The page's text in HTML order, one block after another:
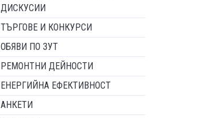
ДИСКУСИИ
ТЪРГОВЕ И КОНКУРСИ
ОБЯВИ ПО ЗУТ
РЕМОНТНИ ДЕЙНОСТИ
ЕНЕРГИЙНА ЕФЕКТИВНОСТ
АНКЕТИ